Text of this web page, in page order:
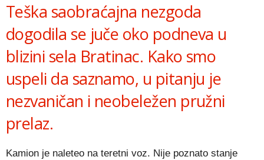
Teška saobraćajna nezgoda
dogodila se juče oko podneva u
blizini sela Bratinac. Kako smo
uspeli da saznamo, u pitanju je
nezvaničan i neobeležen pružni
prelaz.
Kamion je naleteo na teretni voz. Nije poznato stanje